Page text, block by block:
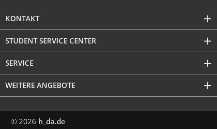
KONTAKT
STUDENT SERVICE CENTER
SERVICE
WEITERE ANGEBOTE
© 2026 h_da.de